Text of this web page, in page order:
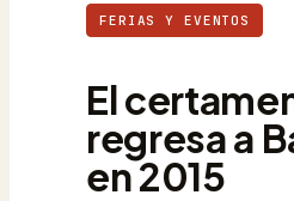
FERIAS Y EVENTOS
El
regresa a
en 2015